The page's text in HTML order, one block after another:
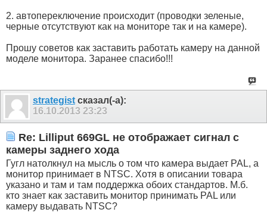
2. автопереключение происходит (проводки зеленые,
черные отсутствуют как на мониторе так и на камере).
Прошу советов как заставить работать камеру на данной
моделе монитора. Заранее спасибо!!!
strategist сказал(-а):
16.10.2013 23:23
Re: Lilliput 669GL не отображает сигнал с
камеры заднего хода
Гугл натолкнул на мысль о том что камера выдает PAL, а
монитор принимает в NTSC. Хотя в описании товара
указано и там и там поддержка обоих стандартов. М.б.
кто знает как заставить монитор принимать PAL или
камеру выдавать NTSC?